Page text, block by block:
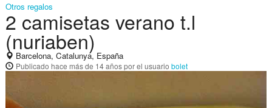
Otros regalos
2 camisetas verano t.l
(nuriaben)
Barcelona, Catalunya, España
Publicado hace más de 14 añospor el usuario bolet